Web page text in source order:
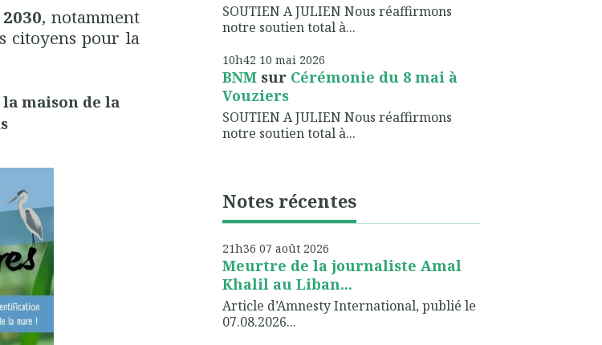
, notamment
citoyens pour la
maison de la
SOUTIEN A JULIEN Nous réaffirmons
notre soutien total à...
10h42 10 mai 2026
BNMsur Cérémonie du 8 mai à
Vouziers
SOUTIEN A JULIEN Nous réaffirmons
notre soutien total à...
Notes récentes
21h36 07 août 2026
Meurtre de la journaliste Amal
Khalil au Liban...
Article d’Amnesty International, publié le
07.08.2026...